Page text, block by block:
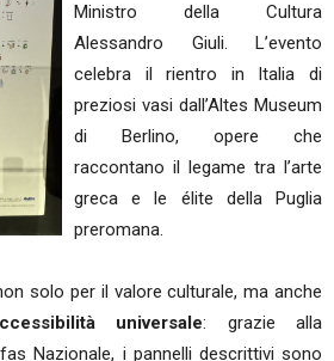
Ministro della Cultura
Alessandro Giuli. L’evento
celebra il rientro in Italia di
preziosi vasi dall’Altes Museum
di Berlino, opere che
raccontano il legame tra l’arte
greca e le élite della Puglia
preromana.
solo per il valore culturale, ma anche
universale: grazie alla
Nazionale, i pannelli descrittivi sono